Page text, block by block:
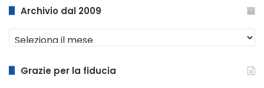
Archivio dal 2009
Archivio
dal
Grazie per la fiducia